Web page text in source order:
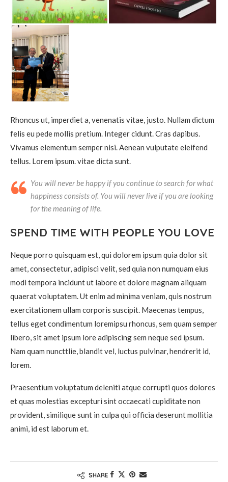
Rhoncus ut, imperdiet a, venenatis vitae, justo. Nullam dictum
felis eu pede mollis pretium. Integer cidunt. Cras dapibus.
Vivamus elementum semper nisi. Aenean vulputate eleifend
tellus. Lorem ipsum. vitae dicta sunt.
You will never be happy if you continue to search for what
happiness consists of. You will never live if you are looking
for the meaning of life.
SPEND TIME WITH PEOPLE YOU LOVE
Neque porro quisquam est, qui dolorem ipsum quia dolor sit
amet, consectetur, adipisci velit, sed quia non numquam eius
modi tempora incidunt ut labore et dolore magnam aliquam
quaerat voluptatem. Ut enim ad minima veniam, quis nostrum
exercitationem ullam corporis suscipit. Maecenas tempus,
tellus eget condimentum loremipsu rhoncus, sem quam semper
libero, sit amet ipsum lore adipiscing sem neque sed ipsum.
Nam quam nuncttlie, blandit vel, luctus pulvinar, hendrerit id,
lorem.
Praesentium voluptatum deleniti atque corrupti quos dolores
et quas molestias excepturi sint occaecati cupiditate non
provident, similique sunt in culpa qui officia deserunt mollitia
animi, id est laborum et.
SHARE